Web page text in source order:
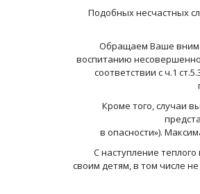
Подобных несчастных
Обращаем Ваше
воспитанию
соответствии с ч.1
Кроме того, случаи
в опасности»).
С наступление
своим детям, в том числе